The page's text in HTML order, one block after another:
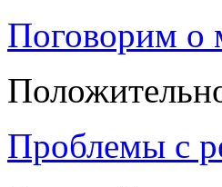
Поговорим о
Проблемы с